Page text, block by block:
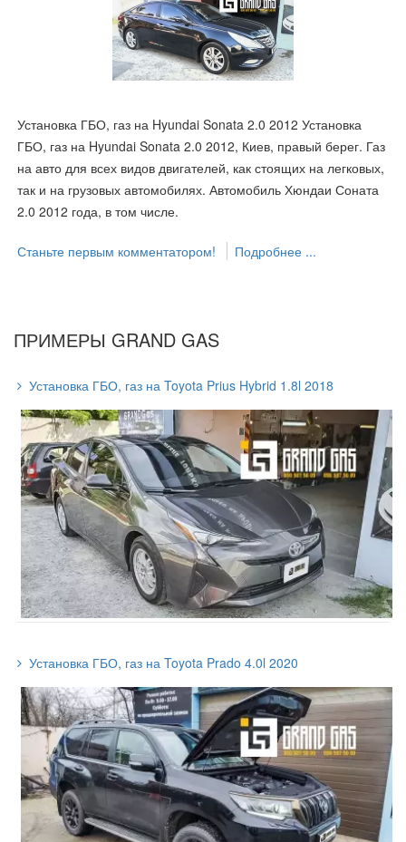
Установка ГБО, газ на Hyundai Sonata 2.0 2012 Установка
ГБО, газ на Hyundai Sonata 2.0 2012, Киев, правый берег. Газ
на авто для всех видов двигателей, как стоящих на легковых,
так и на грузовых автомобилях. Автомобиль Хюндаи Соната
2.0 2012 года, в том числе.
Станьте первым комментатором! Подробнее ...
ПРИМЕРЫ GRAND GAS
Установка ГБО, газ на Toyota Prius Hybrid 1.8l 2018
Установка ГБО, газ на Toyota Prado 4.0l 2020